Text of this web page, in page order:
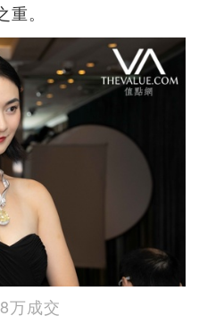
。
万成交